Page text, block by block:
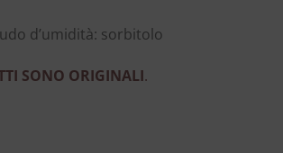
d’umidità: sorbitolo
SONO ORIGINALI.
de Beauté quantità